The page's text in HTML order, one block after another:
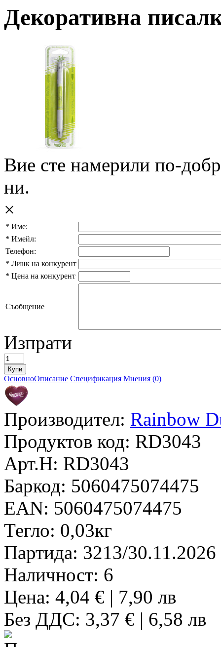
Декоративна
Вие сте намерили по-
ни.
×
* Име:
* Имейл:
Телефон:
* Линк на конкурент
* Цена на конкурент
Съобщение
Изпрати
ОсновноОписание Спецификация Мнения (0)
Производител: Rainbow
Продуктов код: RD3043
Арт.Н: RD3043
Баркод: 5060475074475
EAN: 5060475074475
Тегло: 0,03кг
Партида: 3213/30.11.2026
Наличност: 6
Цена: 4,04 € | 7,90 лв
Без ДДС: 3,37 € | 6,58 лв